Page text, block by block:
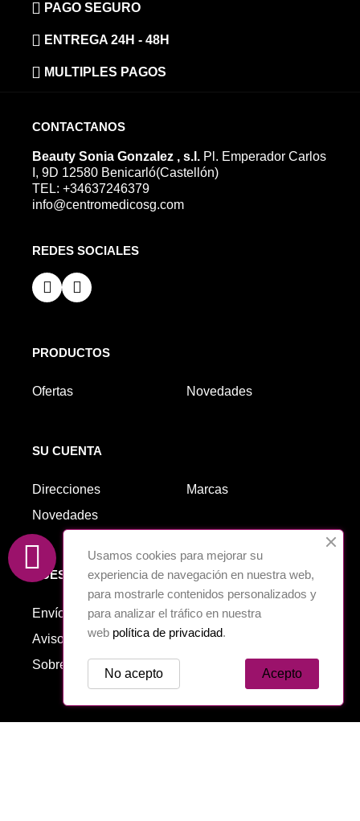
PAGO SEGURO
ENTREGA 24H - 48H
MULTIPLES PAGOS
CONTACTANOS
Beauty Sonia Gonzalez , s.l. Pl. Emperador Carlos
I, 9D 12580 Benicarló(Castellón)
TEL: +34637246379
info@centromedicosg.com
REDES SOCIALES
PRODUCTOS
Ofertas Novedades
SU CUENTA
Direcciones
Novedades
Marcas
NUESTRA EMPRESA
Envío
Aviso legal
Sobre nosotros
Cookies
Política de Privacidad
Contáctenos
Usamos cookies para mejorar su
experiencia de navegación en nuestra web,
para mostrarle contenidos personalizados y
para analizar el tráfico en nuestra
web política de privacidad.
Acepto
No acepto